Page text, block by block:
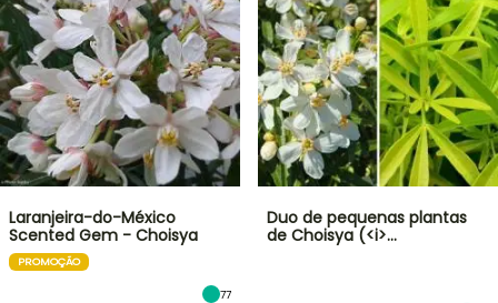
Laranjeira-do-México
Scented Gem - Choisya
PROMOÇÃO
77
Duo de pequenas plantas
de Choisya (<i>…